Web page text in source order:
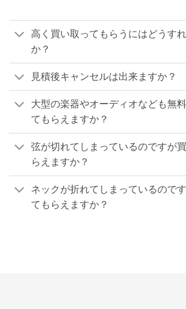
高く買い取ってもらうにはどうす
か？
見積後キャンセルは出来ますか？
大型の楽器やオーディオなども無
てもらえますか？
弦が切れてしまっているのですが
らえますか？
ネックが折れてしまっているので
てもらえますか？